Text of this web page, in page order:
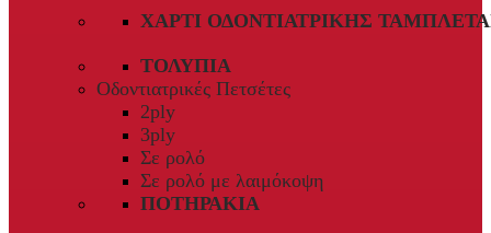
ΧΑΡΤΊ ΟΔΟΝΤΙΑΤΡΙΚΉΣ
ΤΟΛΎΠΙΑ
Οδοντιατρικές Πετσέτες
2ply
3ply
Σε ρολό
Σε ρολό με λαιμόκοψη
ΠΟΤΗΡΆΚΙΑ